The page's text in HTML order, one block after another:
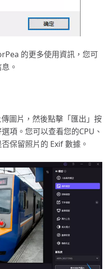
的更多使用資訊，您可
。
圖片，然後點擊「匯出」按
項。您可以查看您的CPU、
保留照片的 Exif 數據。